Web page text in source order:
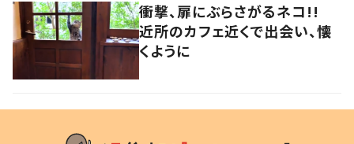
衝撃、扉にぶらさがるネコ!!
近所のカフェ近くで出会い、懐
くように